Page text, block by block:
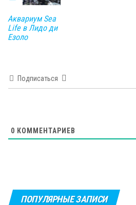
Аквариум Sea
Life в Лидо ди
Езоло
Подписаться
0 КОММЕНТАРИЕВ
ПОПУЛЯРНЫЕ ЗАПИСИ